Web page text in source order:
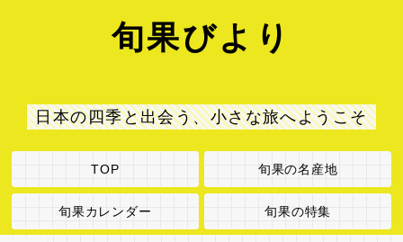
旬果びより
日本の四季と出会う、小さな旅へようこそ
TOP 旬果の名産地
旬果カレンダー 旬果の特集